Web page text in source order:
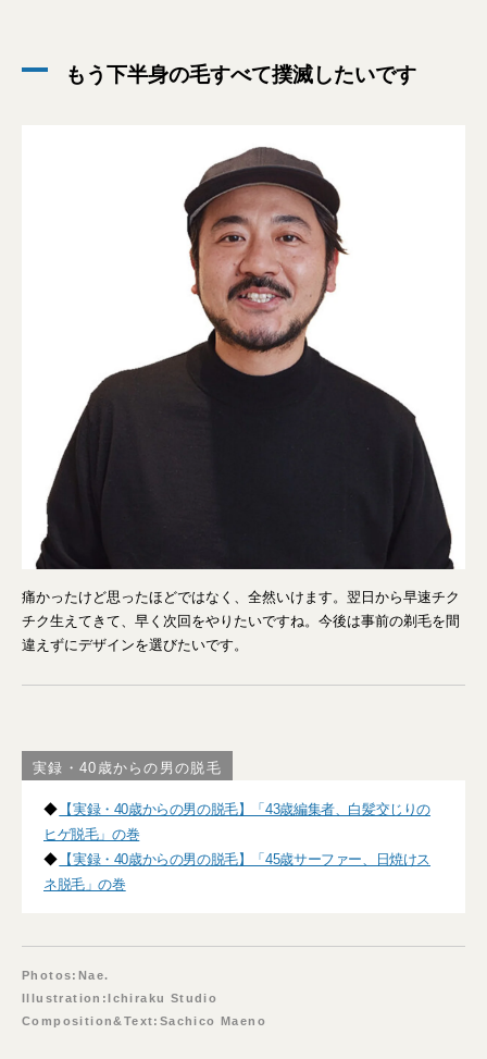
もう下半身の毛すべて撲滅したいです
痛かったけど思ったほどではなく、全然いけます。翌日から早速チク
チク生えてきて、早く次回をやりたいですね。今後は事前の剃毛を間
違えずにデザインを選びたいです。
実録・40歳からの男の脱毛
◆ 【実録・40歳からの男の脱毛】「43歳編集者、白髪交じりの
ヒゲ脱毛」の巻
◆ 【実録・40歳からの男の脱毛】「45歳サーファー、日焼けス
ネ脱毛」の巻
Photos:Nae.
Illustration:Ichiraku Studio
Composition&Text:Sachico Maeno